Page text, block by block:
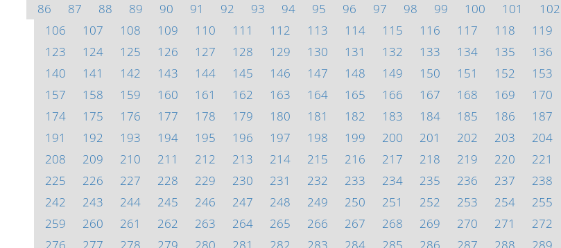
86
87 88 89 90 91 92 93 94 95 96 97 98 99 100 101 102
106
107 108 109 110 111 112 113 114 115 116 117 118 119
123
124 125 126 127 128 129 130 131 132 133 134 135 136
140
141 142 143 144 145 146 147 148 149 150 151 152 153
157
158 159 160 161 162 163 164 165 166 167 168 169 170
174
175 176 177 178 179 180 181 182 183 184 185 186 187
191
192 193 194 195 196 197 198 199 200 201 202 203 204
208
209 210 211 212 213 214 215 216 217 218 219 220 221
225
226 227 228 229 230 231 232 233 234 235 236 237 238
242
243 244 245 246 247 248 249 250 251 252 253 254 255
259
260 261 262 263 264 265 266 267 268 269 270 271 272